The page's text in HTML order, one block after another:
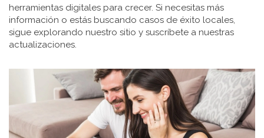
herramientas digitales para crecer. Si necesitas más
información o estás buscando casos de éxito locales,
sigue explorando nuestro sitio y suscríbete a nuestras
actualizaciones.